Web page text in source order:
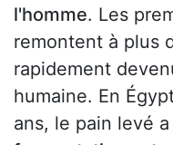
l'homme. Les
remontent à plus
rapidement
humaine. En
ans, le pain levé